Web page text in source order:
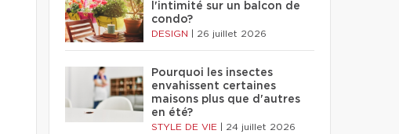
l'intimité sur un balcon de
condo?
DESIGN 26 juillet 2026
Pourquoi les insectes
envahissent certaines
maisons plus que d'autres
en été?
STYLE DE VIE 24 juillet 2026